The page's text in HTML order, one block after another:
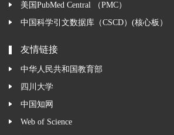
美国PubMed Central （PMC）
中国科学引文数据库（CSCD）(核心板）
友情链接
中华人民共和国教育部
四川大学
中国知网
Web of Science